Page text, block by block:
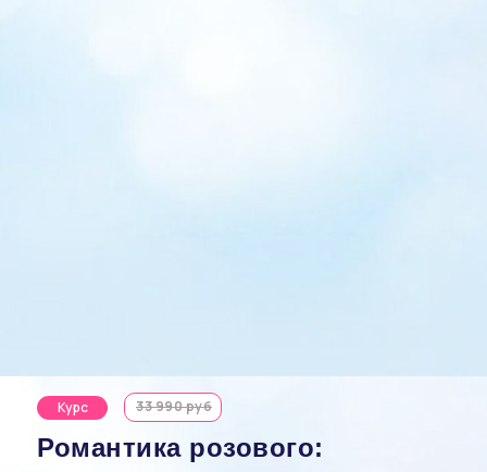
Романтика розового:
Курс 33 990 руб